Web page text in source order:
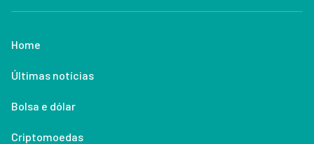
Home
Últimas notícias
Bolsa e dólar
Criptomoedas